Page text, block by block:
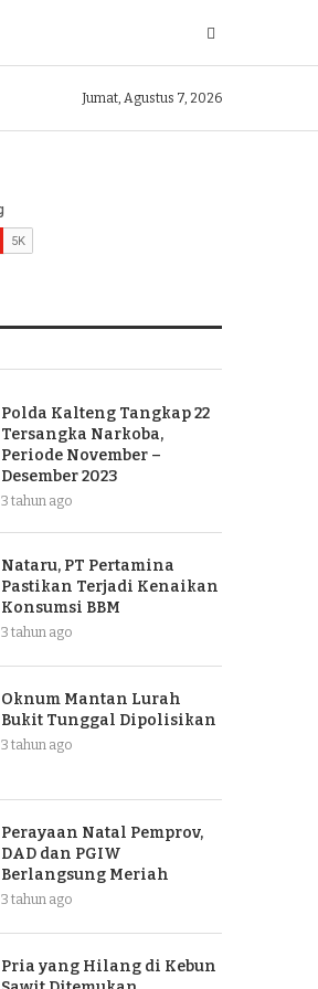
Jumat, Agustus 7, 2026
Polda Kalteng Tangkap 22
Tersangka Narkoba,
Periode November –
Desember 2023
3 tahun ago
Nataru, PT Pertamina
Pastikan Terjadi Kenaikan
Konsumsi BBM
3 tahun ago
Oknum Mantan Lurah
Bukit Tunggal Dipolisikan
3 tahun ago
Perayaan Natal Pemprov,
DAD dan PGIW
Berlangsung Meriah
3 tahun ago
Pria yang Hilang di Kebun